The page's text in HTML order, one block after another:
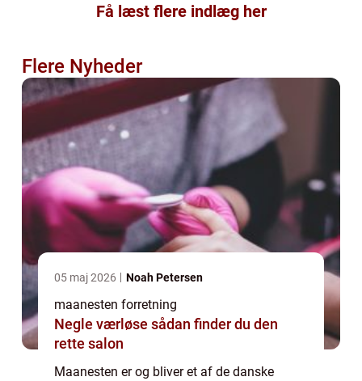
Få læst flere indlæg her
Flere Nyheder
05 maj 2026 Noah Petersen
maanesten forretning
Negle værløse sådan finder du den
rette salon
Maanesten er og bliver et af de danske